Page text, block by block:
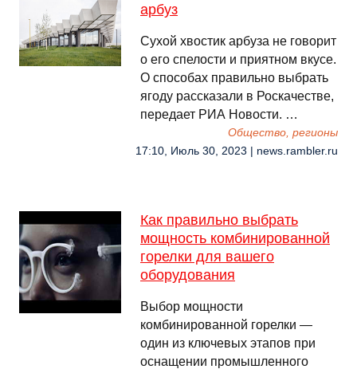
арбуз
Сухой хвостик арбуза не говорит
о его спелости и приятном вкусе.
О способах правильно выбрать
ягоду рассказали в Роскачестве,
передает РИА Новости. …
Общество, регионы
17:10, Июль 30, 2023 | news.rambler.ru
Как правильно выбрать
мощность комбинированной
горелки для вашего
оборудования
Выбор мощности
комбинированной горелки —
один из ключевых этапов при
оснащении промышленного